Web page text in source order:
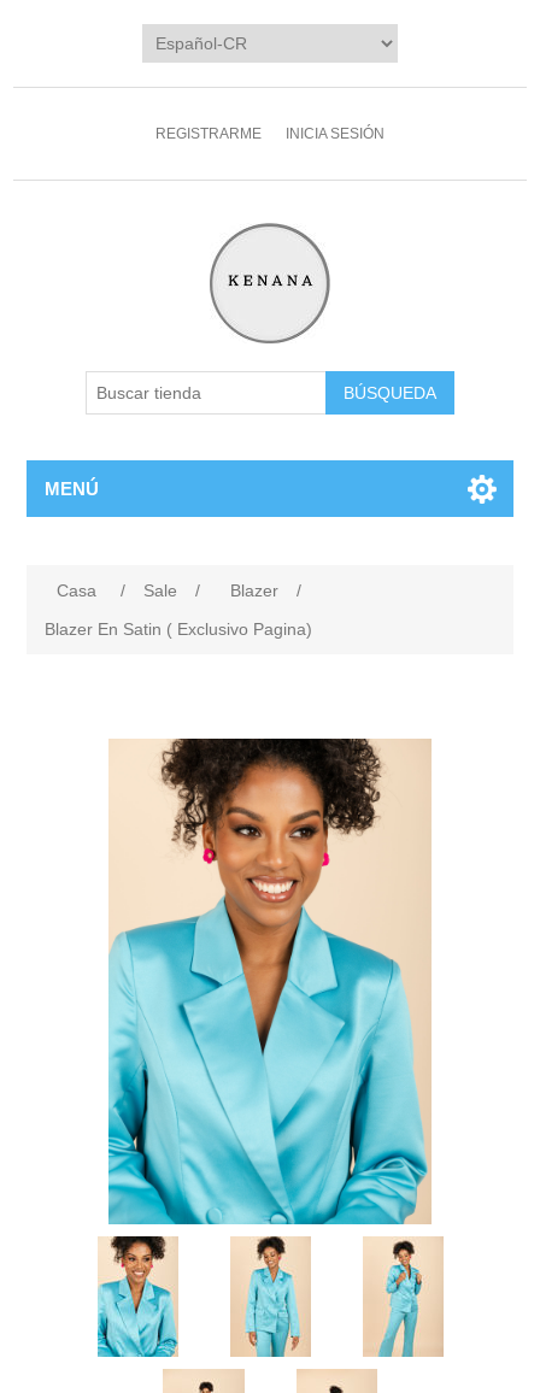
REGISTRARME INICIA SESIÓN
MENÚ
Casa / Sale / Blazer
/
Blazer En Satin ( Exclusivo Pagina)